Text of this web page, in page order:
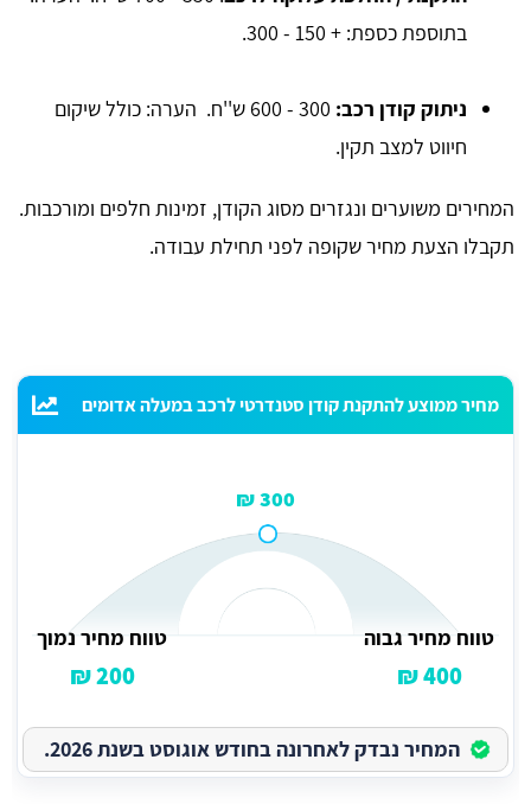
בתוספת כספת: + 150 - 300.
ניתוק קודן רכב:
300 - 600 ש''ח. הערה: כולל שיקום
חיווט למצב תקין.
המחירים משוערים ונגזרים מסוג הקודן, זמינות חלפים ומורכבות.
תקבלו הצעת מחיר שקופה לפני תחילת עבודה.
מחיר ממוצע להתקנת קודן סטנדרטי לרכב במעלה אדומים
300 ₪
טווח מחיר גבוה
400 ₪
טווח מחיר נמוך
200 ₪
המחיר נבדק לאחרונה בחודש אוגוסט בשנת 2026.